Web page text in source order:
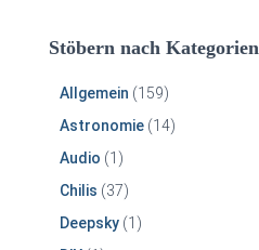
Stöbern nach Kategorien
Allgemein (159)
Astronomie (14)
Audio (1)
Chilis (37)
Deepsky (1)